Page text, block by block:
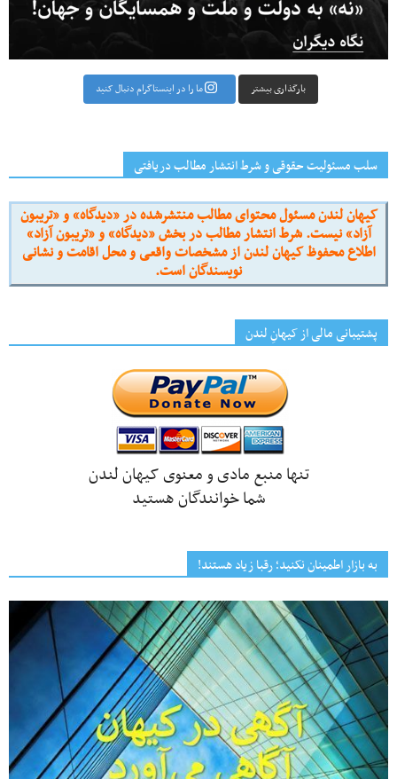
بارگذاری بیشتر ما را در اینستاگرام دنبال کنید
سلب مسئولیت حقوقی و شرط انتشار مطالب دریافتی
کیهان لندن مسئول محتوای مطالب منتشرشده در «دیدگاه» و «تریبون
آزاد» نیست. شرط انتشار مطالب در بخش «دیدگاه» و «تریبون آزاد»
اطلاع محفوظ کیهان لندن از مشخصات واقعی و محل اقامت و نشانی
نویسندگان است.
پشتیبانی مالی از کیهانِ لندن
تنها منبع مادی و معنوی کیهان لندن
شما خوانندگان هستید
به بازار اطمینان نکنید؛ رقبا زیاد هستند!